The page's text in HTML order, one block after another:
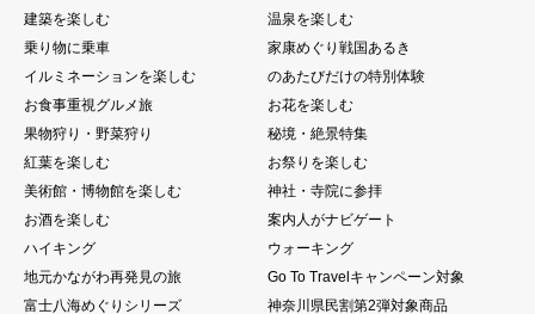
建築を楽しむ
温泉を楽しむ
乗り物に乗車
家康めぐり戦国あるき
イルミネーションを楽しむ
のあたびだけの特別体験
お食事重視グルメ旅
お花を楽しむ
果物狩り・野菜狩り
秘境・絶景特集
紅葉を楽しむ
お祭りを楽しむ
美術館・博物館を楽しむ
神社・寺院に参拝
お酒を楽しむ
案内人がナビゲート
ハイキング
ウォーキング
地元かながわ再発見の旅
Go To Travelキャンペーン対象
富士八海めぐりシリーズ
神奈川県民割第2弾対象商品